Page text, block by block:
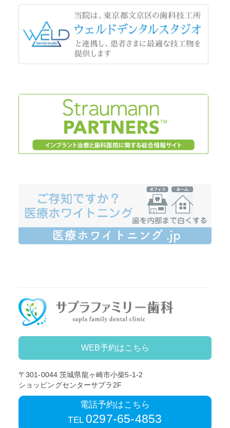
WEB予約はこちら
〒301-0044 茨城県龍ヶ崎市小柴5-1-2
ショッピングセンターサプラ2F
電話予約はこちら
TEL 0297-65-4853